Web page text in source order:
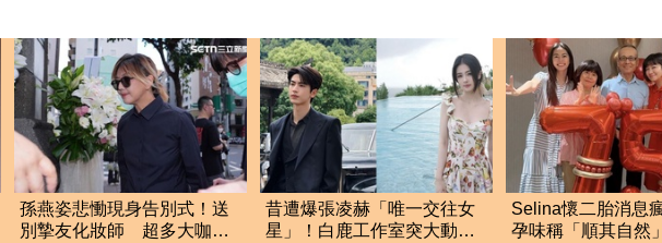
孫燕姿悲慟現身告別式！送
別摯友化妝師 超多大咖歌
昔遭爆張凌赫「唯一交往女
星」！白鹿工作室突大動作
Selina懷二胎消息
孕味稱「順其自然